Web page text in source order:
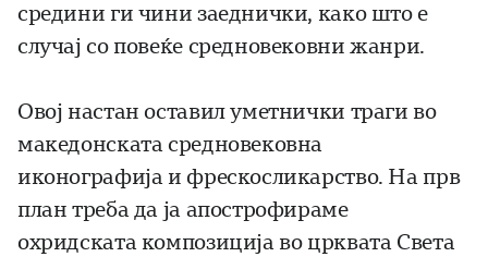
средини ги чини заеднички, како што е
случај со повеќе средновековни жанри.
Овој настан оставил уметнички траги во
македонската средновековна
иконографија и фрескосликарство. На прв
план треба да ја апострофираме
охридската композиција во црквата Света